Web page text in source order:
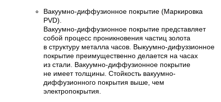
Вакуумно-диффузионное покрытие (Маркировка
PVD).
Вакуумно-диффузионное покрытие представляет
собой процесс проникновения частиц золота
в структуру металла часов. Выкуумно-дифуззионное
покрытие преимущественно делается на часах
из стали. Вакуумно-диффузионное покрытие
не имеет толщины. Стойкость вакуумно-
диффузионного покрытия выше, чем
электропокрытия.